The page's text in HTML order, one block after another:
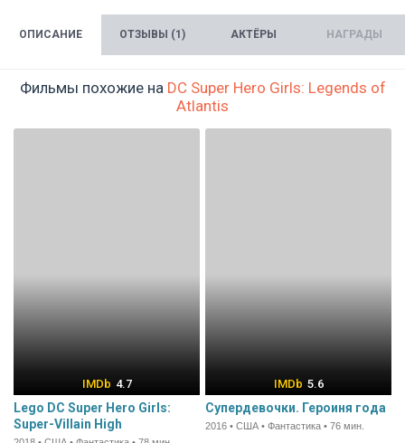
ОПИСАНИЕ ОТЗЫВЫ (1) АКТЁРЫ НАГРАДЫ
Фильмы похожие на DC Super Hero Girls: Legends of
Atlantis
4.7
Lego DC Super Hero Girls:
Super-Villain High
5.6
Супердевочки. Героиня года
2016 • США • Фантастика • 76 мин.